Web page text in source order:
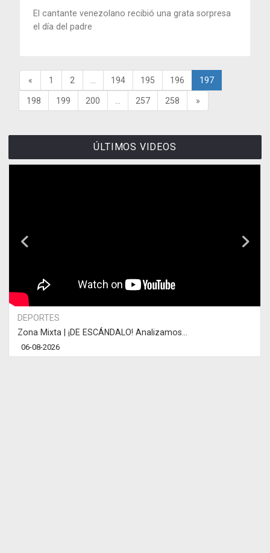
El cantante venezolano recibió una grata sorpresa
el día del padre
« 1 2 194 195 196 197
198 199 200 257 258 »
ÚLTIMOS VIDEOS
DEPORTES
Zona Mixta | ¡DE ESCÁNDALO! Analizamos...
06-08-2026